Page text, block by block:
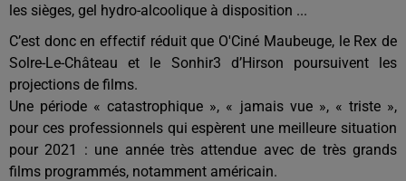
les sièges, gel hydro-alcoolique à disposition ...
C’est donc en effectif réduit que O'Ciné Maubeuge, le Rex de
Solre-Le-Château et le Sonhir3 d’Hirson poursuivent les
projections de films.
Une période « catastrophique », « jamais vue », « triste »,
pour ces professionnels qui espèrent une meilleure situation
pour 2021 : une année très attendue avec de très grands
films programmés, notamment américain.